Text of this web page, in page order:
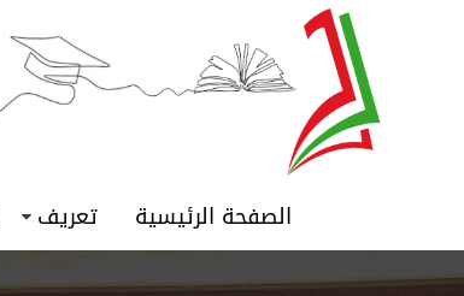
الصفحة الرئيسية تعريف